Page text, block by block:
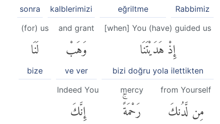
Rabbimiz
eğriltme
kalblerimizi
sonra
[when] You (have) guided us
إِذْ هَدَيْتَنَا
bizi doğru yola ilettikten
and grant
وَهَبْ
ve ver
(for) us
لَنَا
bize
from Yourself
مِن لَّدُنكَ
mercy
رَحْمَةًۚ
Indeed You
إِنَّكَ